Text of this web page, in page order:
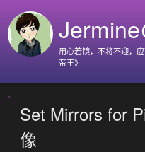
用心若镜，不将不迎，
帝王》
首页
Github
Go语言标准库
Set Mirrors for
像